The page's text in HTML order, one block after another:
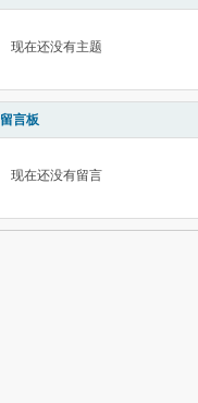
现在还没有主题
留言板
现在还没有留言